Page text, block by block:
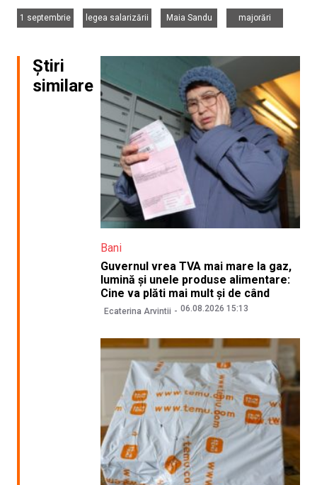
1 septembrie
legea salarizării
Maia Sandu
majorări
Știri
similare
Bani
Guvernul vrea TVA mai mare la gaz,
lumină și unele produse alimentare:
Cine va plăti mai mult și de când
Ecaterina Arvintii 06.08.2026 15:13